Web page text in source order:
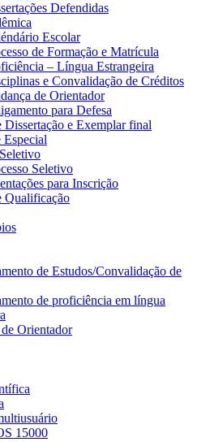
Defendidas
Escolar
de Formação e Matrícula
– Língua Estrangeira
e Convalidação de Créditos
de Orientador
para Defesa
Dissertação e Exemplar final
Especial
Seletivo
para Inscrição
Qualificação
de Estudos/Convalidação de
de proficiência em língua
Orientador
15000